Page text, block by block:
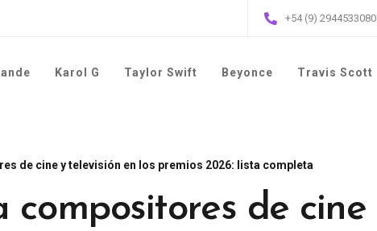
+54 (9) 2944533080
Karol G Taylor Swift Beyonce Travis Scott
de cine y televisión en los premios 2026: lista completa
compositores de cine